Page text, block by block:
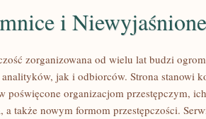
i
zorganizowana od wielu lat budzi
jak i odbiorców. Strona stanowi
poświęcone organizacjom przestępczym,
a także nowym formom przestępczości.